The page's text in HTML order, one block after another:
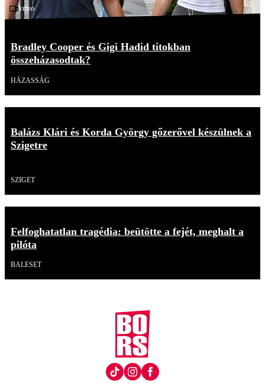
Videó
Bradley Cooper és Gigi Hadid titokban
összeházasodtak?
HÁZASSÁG
Balázs Klári és Korda György gőzerővel készülnek a
Szigetre
SZIGET
Felfoghatatlan tragédia: beütötte a fejét, meghalt a
pilóta
BALESET